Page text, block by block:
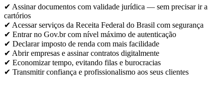
✔ Assinar documentos com validade jurídica — sem precisar ir a
cartórios
✔ Acessar serviços da Receita Federal do Brasil com segurança
✔ Entrar no Gov.br com nível máximo de autenticação
✔ Declarar imposto de renda com mais facilidade
✔ Abrir empresas e assinar contratos digitalmente
✔ Economizar tempo, evitando filas e burocracias
✔ Transmitir confiança e profissionalismo aos seus clientes